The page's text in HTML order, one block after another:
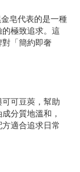
皂代表的是一種
極致追求。這
「簡約即奢
可豆莢，幫助
分質地溫和，
適合追求日常